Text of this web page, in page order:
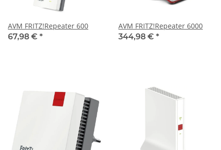
AVM FRITZ!Repeater 600
67,98 € *
AVM FRITZ!Repeater 6000
344,98 € *